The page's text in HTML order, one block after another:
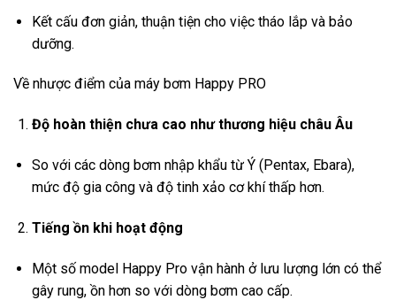
Kết cấu đơn giản, thuận tiện cho việc tháo lắp và bảo
dưỡng.
Về nhược điểm của máy bơm Happy PRO
Độ hoàn thiện chưa cao như thương hiệu châu Âu
So với các dòng bơm nhập khẩu từ Ý (Pentax, Ebara),
mức độ gia công và độ tinh xảo cơ khí thấp hơn.
Tiếng ồn khi hoạt động
Một số model Happy Pro vận hành ở lưu lượng lớn có thể
gây rung, ồn hơn so với dòng bơm cao cấp.